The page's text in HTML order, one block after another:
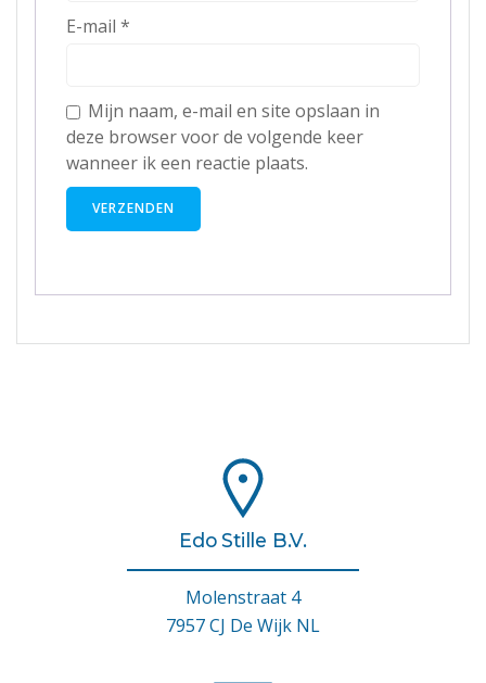
E-mail *
Mijn naam, e-mail en site opslaan in
deze browser voor de volgende keer
wanneer ik een reactie plaats.
Edo Stille B.V.
Molenstraat 4
7957 CJ De Wijk NL